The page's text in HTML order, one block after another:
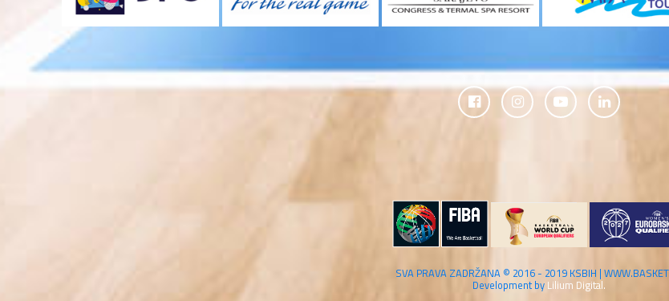
SVA PRAVA ZADRŽANA © 2016 - 2019 KSBIH |
Development by Lilium Digital.